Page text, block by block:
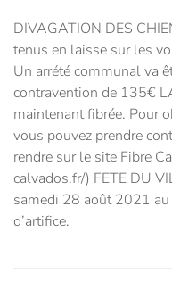
DIVAGATION DES
tenus en laisse sur les
Un arrété communal va
contravention de 135€
maintenant fibrée. Pour
vous pouvez prendre
rendre sur le site Fibre
calvados.fr/) FETE DU
samedi 28 août 2021 au
d’artifice.